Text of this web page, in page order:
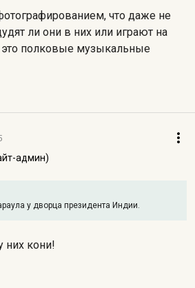
что даже не
ли они в них или играют на
полковые музыкальные
админ)
у дворца президента Индии.
них кони!